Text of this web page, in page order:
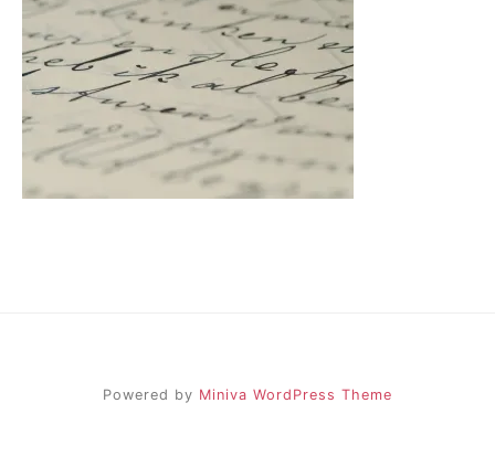
Powered by Miniva WordPress Theme